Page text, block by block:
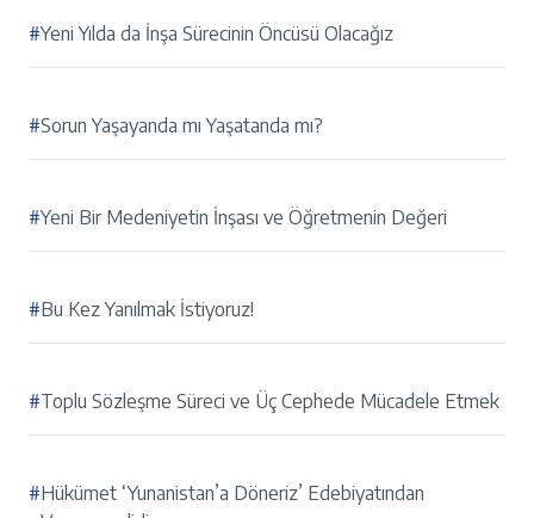
#Yeni Yılda da İnşa Sürecinin Öncüsü Olacağız
#Sorun Yaşayanda mı Yaşatanda mı?
#Yeni Bir Medeniyetin İnşası ve Öğretmenin Değeri
#Bu Kez Yanılmak İstiyoruz!
#Toplu Sözleşme Süreci ve Üç Cephede Mücadele Etmek
#Hükümet ‘Yunanistan’a Döneriz’ Edebiyatından